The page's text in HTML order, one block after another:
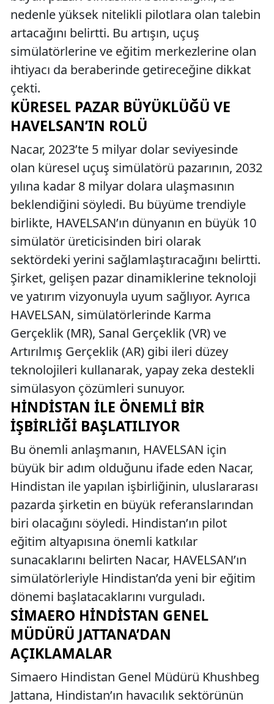
nedenle yüksek nitelikli pilotlara olan talebin
artacağını belirtti. Bu artışın, uçuş
simülatörlerine ve eğitim merkezlerine olan
ihtiyacı da beraberinde getireceğine dikkat
çekti.
KÜRESEL PAZAR BÜYÜKLÜĞÜ VE
HAVELSAN’IN ROLÜ
Nacar, 2023’te 5 milyar dolar seviyesinde
olan küresel uçuş simülatörü pazarının, 2032
yılına kadar 8 milyar dolara ulaşmasının
beklendiğini söyledi. Bu büyüme trendiyle
birlikte, HAVELSAN’ın dünyanın en büyük 10
simülatör üreticisinden biri olarak
sektördeki yerini sağlamlaştıracağını belirtti.
Şirket, gelişen pazar dinamiklerine teknoloji
ve yatırım vizyonuyla uyum sağlıyor. Ayrıca
HAVELSAN, simülatörlerinde Karma
Gerçeklik (MR), Sanal Gerçeklik (VR) ve
Artırılmış Gerçeklik (AR) gibi ileri düzey
teknolojileri kullanarak, yapay zeka destekli
simülasyon çözümleri sunuyor.
HINDISTAN ILE ÖNEMLI BIR
İŞBIRLIĞI BAŞLATILIYOR
Bu önemli anlaşmanın, HAVELSAN için
büyük bir adım olduğunu ifade eden Nacar,
Hindistan ile yapılan işbirliğinin, uluslararası
pazarda şirketin en büyük referanslarından
biri olacağını söyledi. Hindistan’ın pilot
eğitim altyapısına önemli katkılar
sunacaklarını belirten Nacar, HAVELSAN’ın
simülatörleriyle Hindistan’da yeni bir eğitim
dönemi başlatacaklarını vurguladı.
SIMAERO HINDISTAN GENEL
MÜDÜRÜ JATTANA’DAN
AÇIKLAMALAR
Simaero Hindistan Genel Müdürü Khushbeg
Jattana, Hindistan’ın havacılık sektörünün